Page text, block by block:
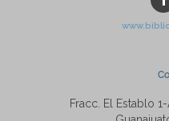
Fracc. El Establo